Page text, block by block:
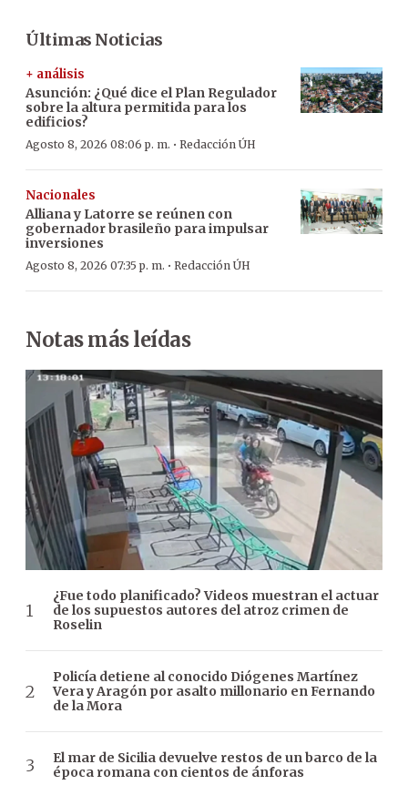
Últimas Noticias
+ análisis
Asunción: ¿Qué dice el Plan Regulador
sobre la altura permitida para los
edificios?
Agosto 8, 2026 08:06 p. m. · Redacción ÚH
Nacionales
Alliana y Latorre se reúnen con
gobernador brasileño para impulsar
inversiones
Agosto 8, 2026 07:35 p. m. · Redacción ÚH
Notas más leídas
¿Fue todo planificado? Videos muestran el actuar
de los supuestos autores del atroz crimen de
Roselin
Policía detiene al conocido Diógenes Martínez
Vera y Aragón por asalto millonario en Fernando
de la Mora
El mar de Sicilia devuelve restos de un barco de la
época romana con cientos de ánforas